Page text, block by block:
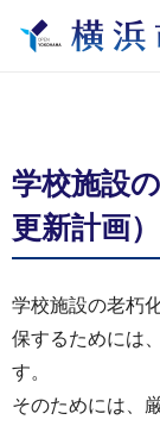
学校施設
更新計画）
学校施設の老朽
保するためには
す。
そのためには、